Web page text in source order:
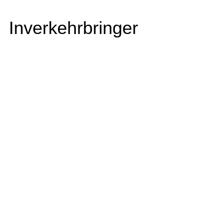
Inverkehrbringer